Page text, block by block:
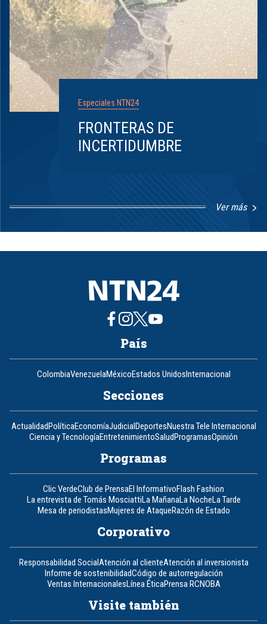
Especiales NTN24
FRONTERAS DE
INCERTIDUMBRE
Ver más
8
País
ColombiaVenezuelaMéxicoEstados UnidosInternacional
Secciones
ActualidadPolíticaEconomíaJudicialDeportesNuestra Tele Internacional
Ciencia y TecnologíaEntretenimientoSaludProgramasOpinión
Programas
Clic VerdeClub de PrensaEl InformativoFlash Fashion
La entrevista de Tomás MosciattiLa MañanaLa NocheLa Tarde
Mesa de periodistasMujeres de AtaqueRazón de Estado
Corporativo
Responsabilidad SocialAtención al clienteAtención al inversionista
Informe de sostenibilidadCódigo de autorregulación
Ventas InternacionalesLínea ÉticaPrensa RCNOBA
Visite también